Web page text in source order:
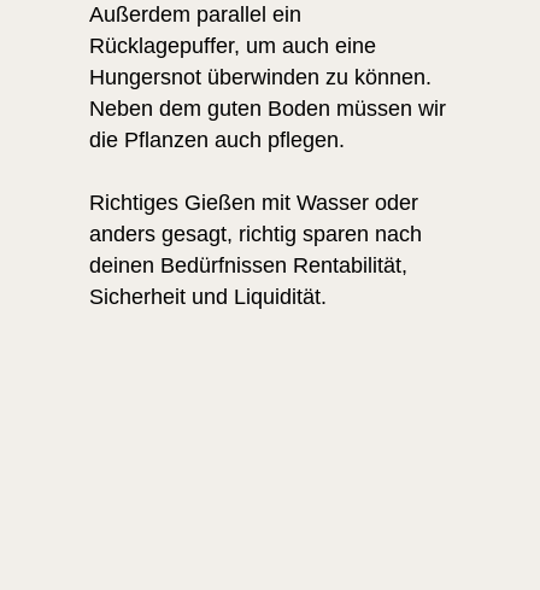
Außerdem parallel ein
Rücklagepuffer, um auch eine
Hungersnot überwinden zu können.
Neben dem guten Boden müssen wir
die Pflanzen auch pflegen.
Richtiges Gießen mit Wasser oder
anders gesagt, richtig sparen nach
deinen Bedürfnissen Rentabilität,
Sicherheit und Liquidität.